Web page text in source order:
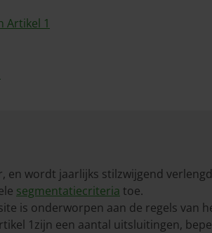
Artikel 1
en wordt jaarlijks stilzwijgend
segmentatiecriteria toe.
is onderworpen aan de regels van
1zijn een aantal uitsluitingen,